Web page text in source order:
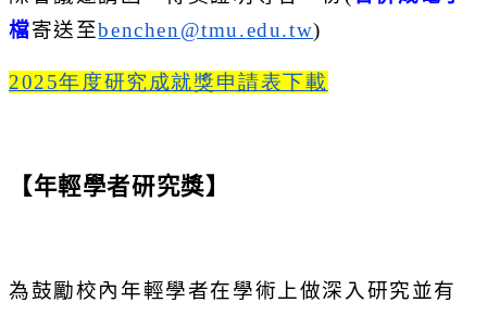
檔寄送至benchen@tmu.edu.tw)
2025年度研究成就獎申請表下載
【年輕學者研究獎】
為鼓勵校內年輕學者在學術上做深入研究並有